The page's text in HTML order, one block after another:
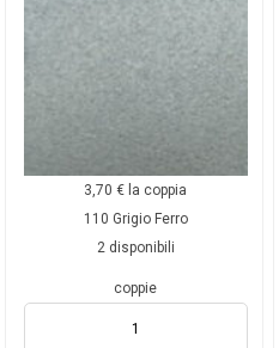
3,70€ la coppia
110 Grigio Ferro
2 disponibili
coppie